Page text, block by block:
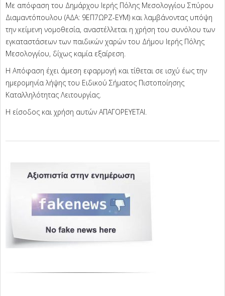
Με απόφαση του Δημάρχου Ιερής Πόλης Μεσολογγίου Σπύρου
Διαμαντόπουλου (ΑΔΑ: 9ΕΠ7ΩΡΖ-ΕΥΜ) και λαμβάνοντας υπόψη
την κείμενη νομοθεσία, αναστέλλεται η χρήση του συνόλου των
εγκαταστάσεων των παιδικών χαρών του Δήμου Ιερής Πόλης
Μεσολογγίου, δίχως καμία εξαίρεση.
Η Απόφαση έχει άμεση εφαρμογή και τίθεται σε ισχύ έως την
ημερομηνία λήψης του Ειδικού Σήματος Πιστοποίησης
Καταλληλότητας Λειτουργίας.
Η είσοδος και χρήση αυτών ΑΠΑΓΟΡΕΥΕΤΑΙ.